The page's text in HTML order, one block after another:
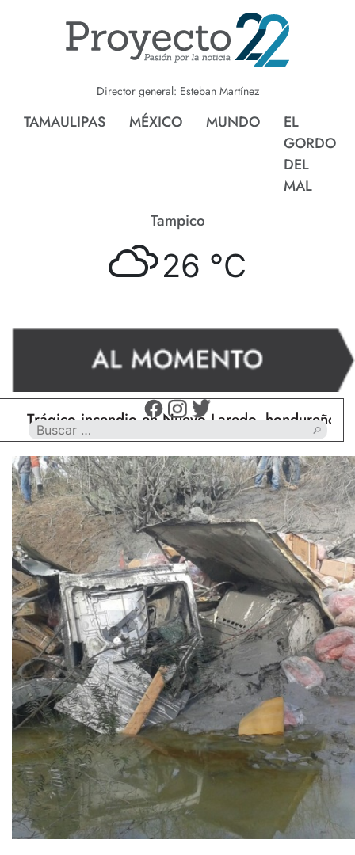
Director general: Esteban Martínez
TAMAULIPAS MÉXICO MUNDO
EL
GORDO
DEL
MAL
Tampico
26 °C
incendio en Nuevo Laredo, hondureño muere